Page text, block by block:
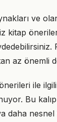
ve
kitap
az önemli
ile
Bu
daha